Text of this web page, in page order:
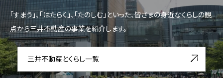
「すまう」、「はたらく」、「たのしむ」といった、皆さまの身近なくらしの観
点から三井不動産の事業を紹介します。
三井不動産とくらし一覧